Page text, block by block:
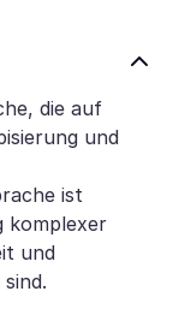
die auf
und
ist
komplexer
und